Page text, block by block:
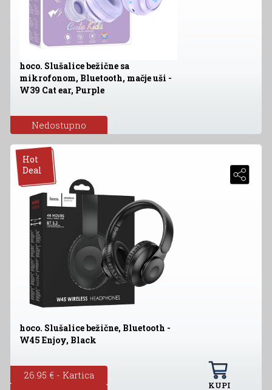
hoco. Slušalice bežične sa
mikrofonom, Bluetooth, mačje uši -
W39 Cat ear, Purple
Nedostupno
Hot
Deal
hoco. Slušalice bežične, Bluetooth -
W45 Enjoy, Black
26.95 € - Kartica
KUPI